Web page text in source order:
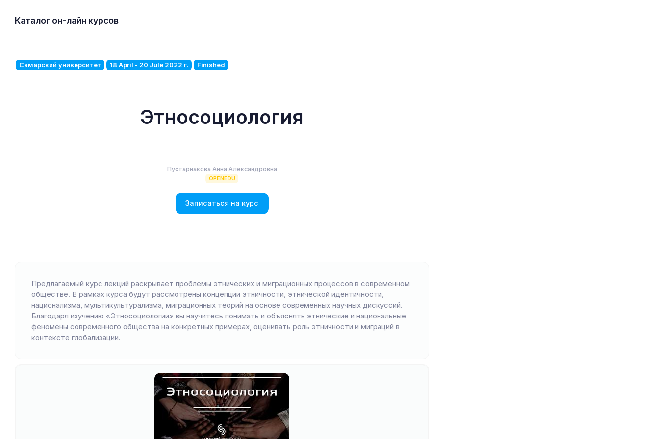
Каталог он-лайн курсов
Самарский университет 18 April - 20 Jule 2022 г. Finished
Этносоциология
Пустарнакова Анна Александровна
OPENEDU
Записаться на курс
Предлагаемый курс лекций раскрывает проблемы этнических и миграционных процессов в современном
обществе. В рамках курса будут рассмотрены концепции этничности, этнической идентичности,
национализма, мультикультурализма, миграционных теорий на основе современных научных дискуссий.
Благодаря изучению «Этносоциологии» вы научитесь понимать и объяснять этнические и национальные
феномены современного общества на конкретных примерах, оценивать роль этничности и миграций в
контексте глобализации.